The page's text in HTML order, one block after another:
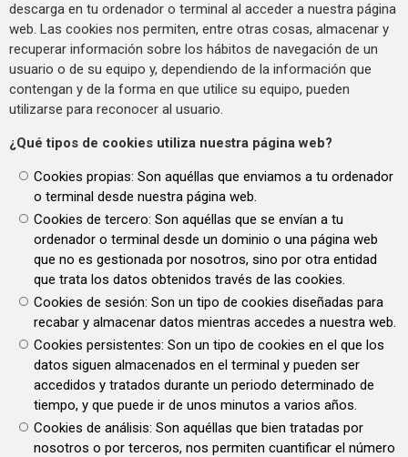
descarga en tu ordenador o terminal al acceder a nuestra página
web. Las cookies nos permiten, entre otras cosas, almacenar y
recuperar información sobre los hábitos de navegación de un
usuario o de su equipo y, dependiendo de la información que
contengan y de la forma en que utilice su equipo, pueden
utilizarse para reconocer al usuario.
¿Qué tipos de cookies utiliza nuestra página web?
Cookies propias: Son aquéllas que enviamos a tu ordenador
o terminal desde nuestra página web.
Cookies de tercero: Son aquéllas que se envían a tu
ordenador o terminal desde un dominio o una página web
que no es gestionada por nosotros, sino por otra entidad
que trata los datos obtenidos través de las cookies.
Cookies de sesión: Son un tipo de cookies diseñadas para
recabar y almacenar datos mientras accedes a nuestra web.
Cookies persistentes: Son un tipo de cookies en el que los
datos siguen almacenados en el terminal y pueden ser
accedidos y tratados durante un periodo determinado de
tiempo, y que puede ir de unos minutos a varios años.
Cookies de análisis: Son aquéllas que bien tratadas por
nosotros o por terceros, nos permiten cuantificar el número